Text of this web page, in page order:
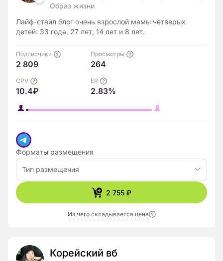
Образ жизни
Лайф-стайл блог очень взрослой мамы четверых
детей: 33 года, 27 лет, 14 лет и 8 лет.
Подписчики
2 809
Просмотры
264
CPV
10.4₽
ER
2.83%
Форматы размещения
Тип размещения
2 755 ₽
Из чего складывается цена
Корейский вб